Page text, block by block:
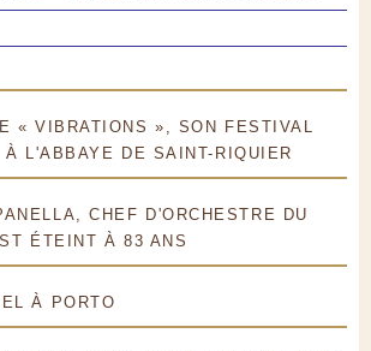
« VIBRATIONS », SON FESTIVAL
À L'ABBAYE DE SAINT-RIQUIER
CHEF D'ORCHESTRE DU
ÉTEINT À 83 ANS
À PORTO